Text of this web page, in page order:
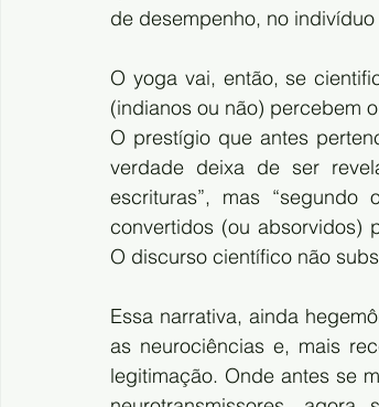
de desempenho, no
O yoga vai, então, se
(indianos ou não) percebem
O prestígio que antes
verdade deixa de ser
escrituras”, mas “segundo
convertidos (ou absorvidos)
O discurso científico não
Essa narrativa, ainda
as neurociências e, mais
legitimação. Onde antes se